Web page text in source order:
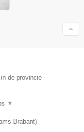
de provincie
▼
Brabant)